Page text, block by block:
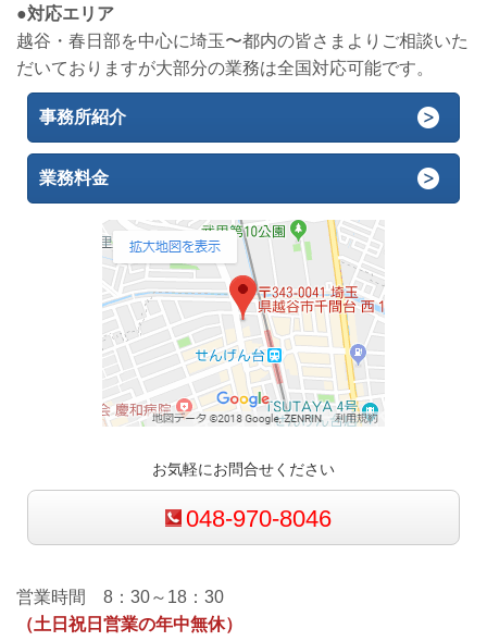
●対応エリア
越谷・春日部を中心に埼玉〜都内の皆さまよりご相談いた
だいておりますが大部分の業務は全国対応可能です。
事務所紹介
業務料金
お気軽にお問合せください
048-970-8046
営業時間 8：30～18：30
（土日祝日営業の年中無休）